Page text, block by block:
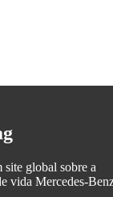
site global sobre a
vida Mercedes-